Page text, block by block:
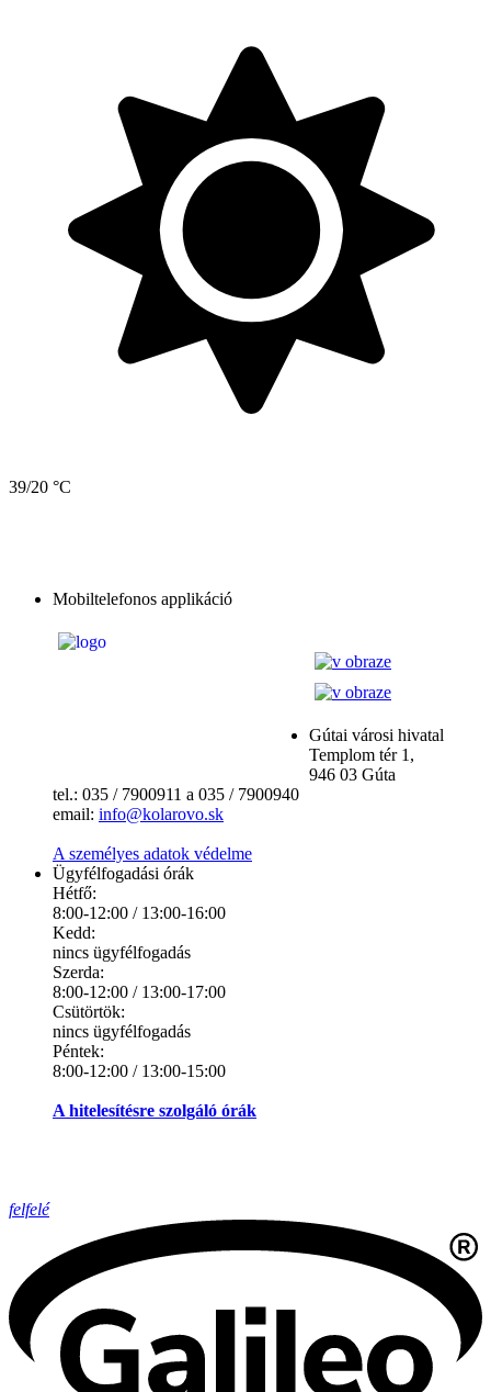
39/20 °C
Mobiltelefonos applikáció
Gútai városi hivatal
Templom tér 1,
946 03 Gúta
tel.: 035 / 7900911 a 035 / 7900940
email: info@kolarovo.sk
A személyes adatok védelme
Ügyfélfogadási órák
Hétfő:
8:00-12:00 / 13:00-16:00
Kedd:
nincs ügyfélfogadás
Szerda:
8:00-12:00 / 13:00-17:00
Csütörtök:
nincs ügyfélfogadás
Péntek:
8:00-12:00 / 13:00-15:00
A hitelesítésre szolgáló órák
felfelé